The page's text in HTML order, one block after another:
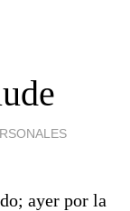
ayer por la